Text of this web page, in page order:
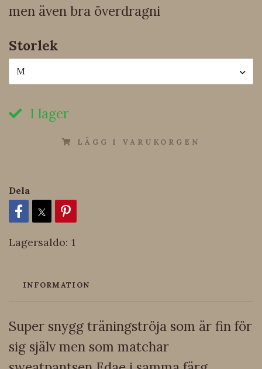
men även bra överdragni
Storlek
M
I lager
LÄGG I VARUKORGEN
Dela
Lagersaldo: 1
INFORMATION
Super snygg träningströja som är fin för
sig själv men som matchar